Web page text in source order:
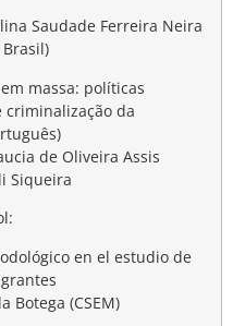
Saudade Ferreira Neira
Brasil)
massa: políticas
criminalização da
de Oliveira Assis
Siqueira
en el estudio de
Botega (CSEM)